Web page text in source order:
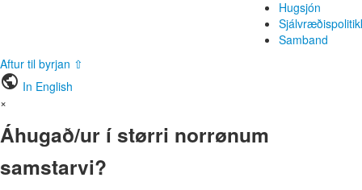
Hugsjón
Samband
Aftur til byrjan ⇧
public In English
×
Áhugað/ur í størri norrønum
samstarvi?